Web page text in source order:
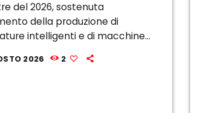
del 2026, sostenuta
della produzione di
intelligenti e di macchine
dalla China Machinery
2026 2